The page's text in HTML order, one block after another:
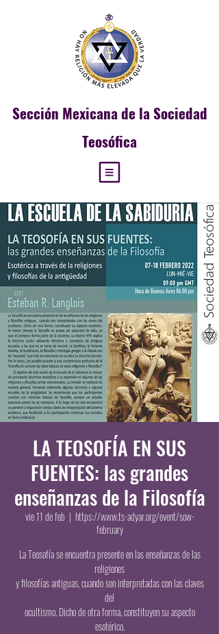
Sección Mexicana de la Sociedad
Teosófica
LA TEOSOFÍA EN SUS
FUENTES: las grandes
enseñanzas de la Filosofía
vie 11 de feb
  |
https://www.ts-adyar.org/event/sow-
february
La Teosofía se encuentra presente en las enseñanzas de las
religiones
y filosofías antiguas, cuando son interpretadas con las claves
del
ocultismo. Dicho de otra forma, constituyen su aspecto
esotérico.